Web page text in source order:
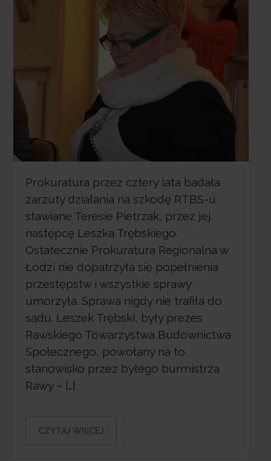
Prokuratura przez cztery lata badała
zarzuty działania na szkodę RTBS-u
stawiane Teresie Pietrzak, przez jej
następcę Leszka Trębskiego.
Ostatecznie Prokuratura Regionalna w
Łodzi nie dopatrzyła się popełnienia
przestępstw i wszystkie sprawy
umorzyła. Sprawa nigdy nie trafiła do
sądu. Leszek Trębski, były prezes
Rawskiego Towarzystwa Budownictwa
Społecznego, powołany na to
stanowisko przez byłego burmistrza
Rawy – […]
CZYTAJ WIĘCEJ